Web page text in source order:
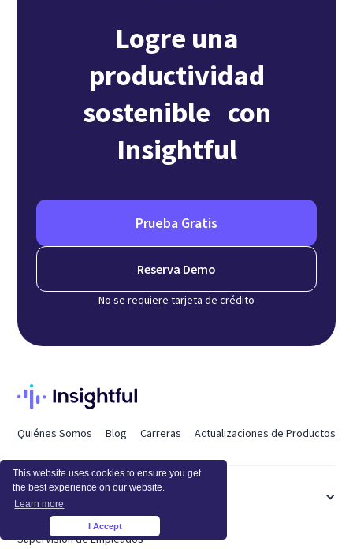
This website uses cookies to ensure you get
the best experience on our website.
Learn more
I Accept
Logre una
productividad
sostenible con
Insightful
Prueba Gratis
Reserva Demo
No se requiere tarjeta de crédito
Quiénes Somos Blog Carreras Actualizaciones de Productos
CARACTERÍSTICAS
Supervisión de Empleados